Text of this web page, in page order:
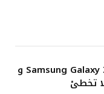
مقارنة بين Samsung Galaxy Z Fold 6 و